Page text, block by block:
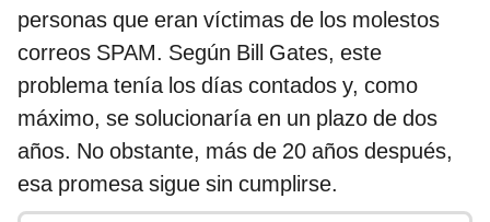
personas que eran víctimas de los molestos
correos SPAM. Según Bill Gates, este
problema tenía los días contados y, como
máximo, se solucionaría en un plazo de dos
años. No obstante, más de 20 años después,
esa promesa sigue sin cumplirse.